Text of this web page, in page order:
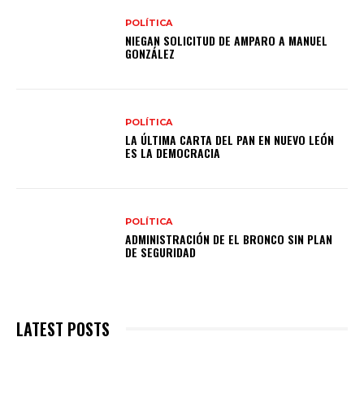
POLÍTICA
NIEGAN SOLICITUD DE AMPARO A MANUEL
GONZÁLEZ
POLÍTICA
LA ÚLTIMA CARTA DEL PAN EN NUEVO LEÓN
ES LA DEMOCRACIA
POLÍTICA
ADMINISTRACIÓN DE EL BRONCO SIN PLAN
DE SEGURIDAD
LATEST POSTS